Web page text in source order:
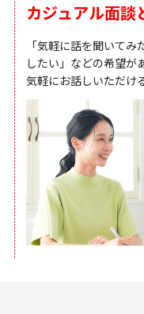
カジュアル面談
「気軽に話を聞いて
したい」 などの希望が
気軽にお話しいただけ